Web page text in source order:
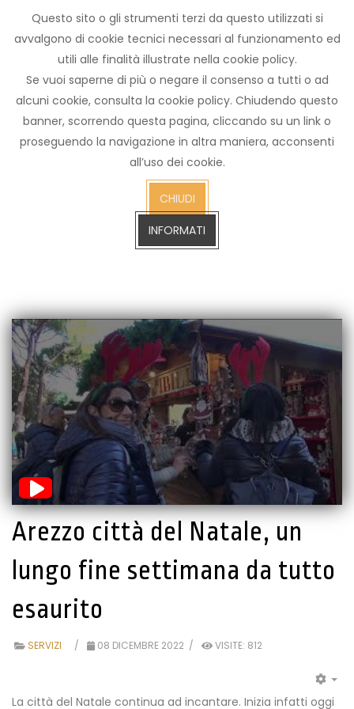
Questo sito o gli strumenti terzi da questo utilizzati si
avvalgono di cookie tecnici necessari al funzionamento ed
utili alle finalità illustrate nella cookie policy.
Se vuoi saperne di più o negare il consenso a tutti o ad
alcuni cookie, consulta la cookie policy. Chiudendo questo
banner, scorrendo questa pagina, cliccando su un link o
proseguendo la navigazione in altra maniera, acconsenti
all’uso dei cookie.
CHIUDI
INFORMATI
Archivio
notizie
Arezzo TV
CERCA SULL'ARCHIVIO FINO A GENNAIO 2023
Arezzo città del Natale, un
lungo fine settimana da tutto
esaurito
SERVIZI 08 DICEMBRE 2022 VISITE: 812
La città del Natale continua ad incantare. Inizia infatti oggi